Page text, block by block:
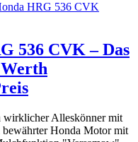
HRG 536 CVK
536 CVK – Das
Alleskönner mit
bewährter Honda Motor mit